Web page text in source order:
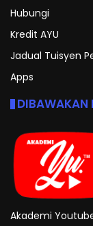
Hubungi
Kredit AYU
Jadual Tuisyen
Apps
DIBAWAKAN
Akademi